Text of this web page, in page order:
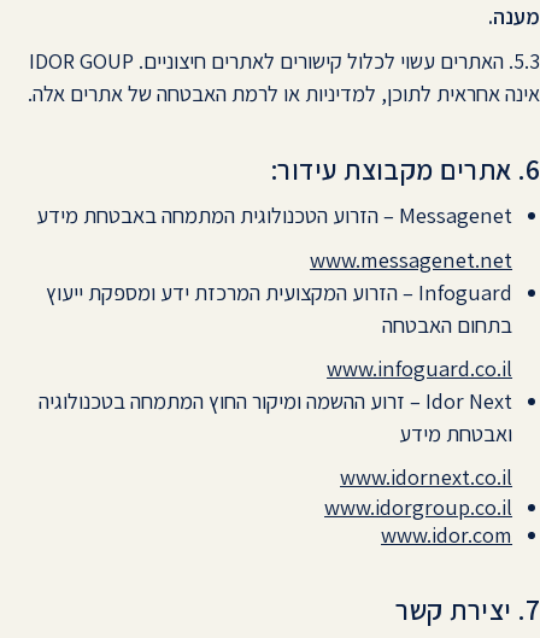
מענה.
5.3. האתרים עשוי לכלול קישורים לאתרים חיצוניים. IDOR GOUP
אינה אחראית לתוכן, למדיניות או לרמת האבטחה של אתרים אלה.
6. אתרים מקבוצת עידור:
Messagenet – הזרוע הטכנולוגית המתמחה באבטחת מידע
www.messagenet.net
Infoguard – הזרוע המקצועית המרכזת ידע ומספקת ייעוץ
בתחום האבטחה
www.infoguard.co.il
Idor Next – זרוע ההשמה ומיקור החוץ המתמחה בטכנולוגיה
ואבטחת מידע
www.idornext.co.il
www.idorgroup.co.il
www.idor.com
7. יצירת קשר